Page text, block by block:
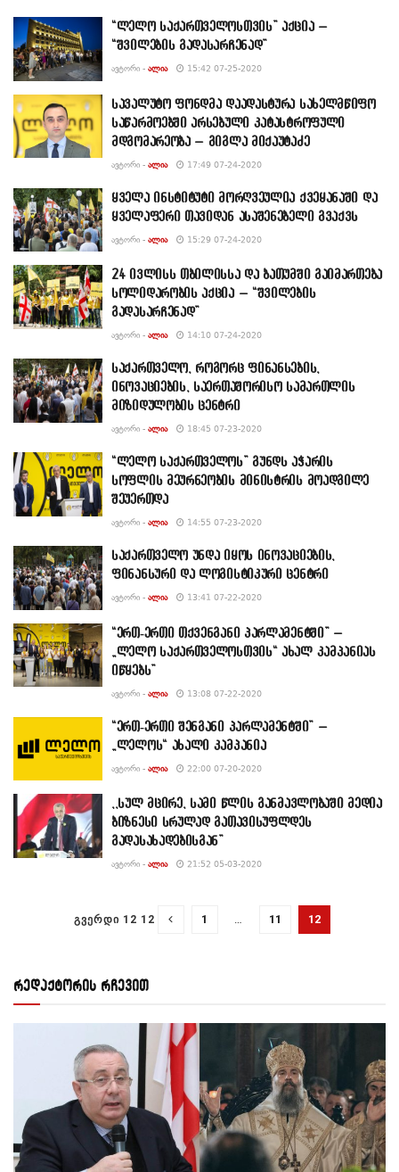
“ლელო საქართველოსთვის” აქცია –
“შვილების გადასარჩენად”
ᲐᲕᲢᲝᲠᲘ - ᲐᲚᲘᲐ 15:42 07-25-2020
სავალუტო ფონდმა დაადასტურა სახელმწიფო
საწარმოებში არსებული კატასტროფული
მდგომარეობა – გიგლა მიქაუტაძე
ᲐᲕᲢᲝᲠᲘ - ᲐᲚᲘᲐ 17:49 07-24-2020
ყველა ინსტიტუტი მორღვეულია ქვეყანაში და
ყველაფერი თავიდან ასაშენებელი გვაქვს
ᲐᲕᲢᲝᲠᲘ - ᲐᲚᲘᲐ 15:29 07-24-2020
24 ივლისს თბილისსა და ბათუმში გაიმართება
სოლიდარობის აქცია – “შვილების
გადასარჩენად”
ᲐᲕᲢᲝᲠᲘ - ᲐᲚᲘᲐ 14:10 07-24-2020
საქართველო, როგორც ფინანსების,
ინოვაციების, საერთაშორისო სამართლის
მიზიდულობის ცენტრი
ᲐᲕᲢᲝᲠᲘ - ᲐᲚᲘᲐ 18:45 07-23-2020
“ლელო საქართველოს” გუნდს აჭარის
სოფლის მეურნეობის მინისტრის მოადგილე
შეუერთდა
ᲐᲕᲢᲝᲠᲘ - ᲐᲚᲘᲐ 14:55 07-23-2020
საქართველო უნდა იყოს ინოვაციების,
ფინანსური და ლოგისტიკური ცენტრი
ᲐᲕᲢᲝᲠᲘ - ᲐᲚᲘᲐ 13:41 07-22-2020
“ერთ-ერთი თქვენგანი პარლამენტში” –
„ლელო საქართველოსთვის“ ახალ კამპანიას
იწყებს”
ᲐᲕᲢᲝᲠᲘ - ᲐᲚᲘᲐ 13:08 07-22-2020
“ერთ-ერთი შენგანი პარლამენტში” –
„ლელოს“ ახალი კამპანია
ᲐᲕᲢᲝᲠᲘ - ᲐᲚᲘᲐ 22:00 07-20-2020
,,სულ მცირე, სამი წლის განმავლობაში მედია
ბიზნესი სრულად გათავისუფლდეს
გადასახადებისგან”
ᲐᲕᲢᲝᲠᲘ - ᲐᲚᲘᲐ 21:52 05-03-2020
ᲒᲕᲔᲠᲓᲘ 12 12 1 … 11 12
რედაქტორის რჩევით